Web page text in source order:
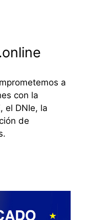
a
con la
el DNIe, la
de